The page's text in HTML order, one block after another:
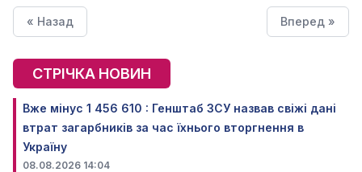
« Назад Вперед »
СТРІЧКА НОВИН
Вже мінус 1 456 610 : Генштаб ЗСУ назвав свіжі дані
втрат загарбників за час їхнього вторгнення в
Україну
08.08.2026 14:04